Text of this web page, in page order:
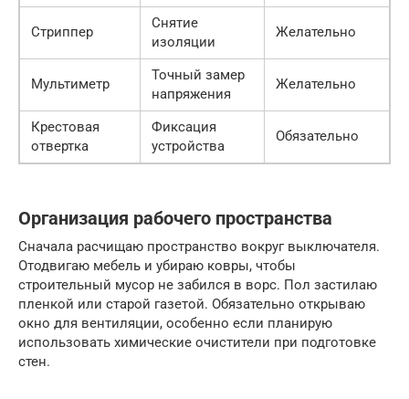
Стриппер
Снятие
изоляции
Желательно
Мультиметр
Точный замер
напряжения
Желательно
Крестовая
отвертка
Фиксация
устройства
Обязательно
Организация рабочего пространства
Сначала расчищаю пространство вокруг выключателя.
Отодвигаю мебель и убираю ковры, чтобы
строительный мусор не забился в ворс. Пол застилаю
пленкой или старой газетой. Обязательно открываю
окно для вентиляции, особенно если планирую
использовать химические очистители при подготовке
стен.